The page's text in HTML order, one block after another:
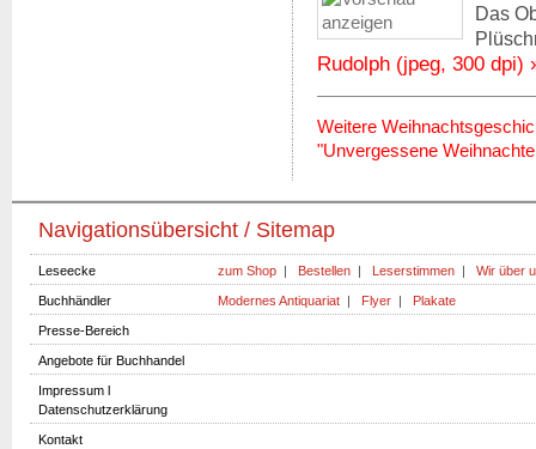
Das
Rudolph (jpeg, 300 dpi)
Weitere
"Unvergessene
Navigationsübersicht / Sitemap
Leseecke zum Shop | Bestellen | Leserstimmen | Wir über
Buchhändler Modernes Antiquariat | Flyer | Plakate
Presse-Bereich
Angebote für Buchhandel
Impressum l
Datenschutzerklärung
Kontakt